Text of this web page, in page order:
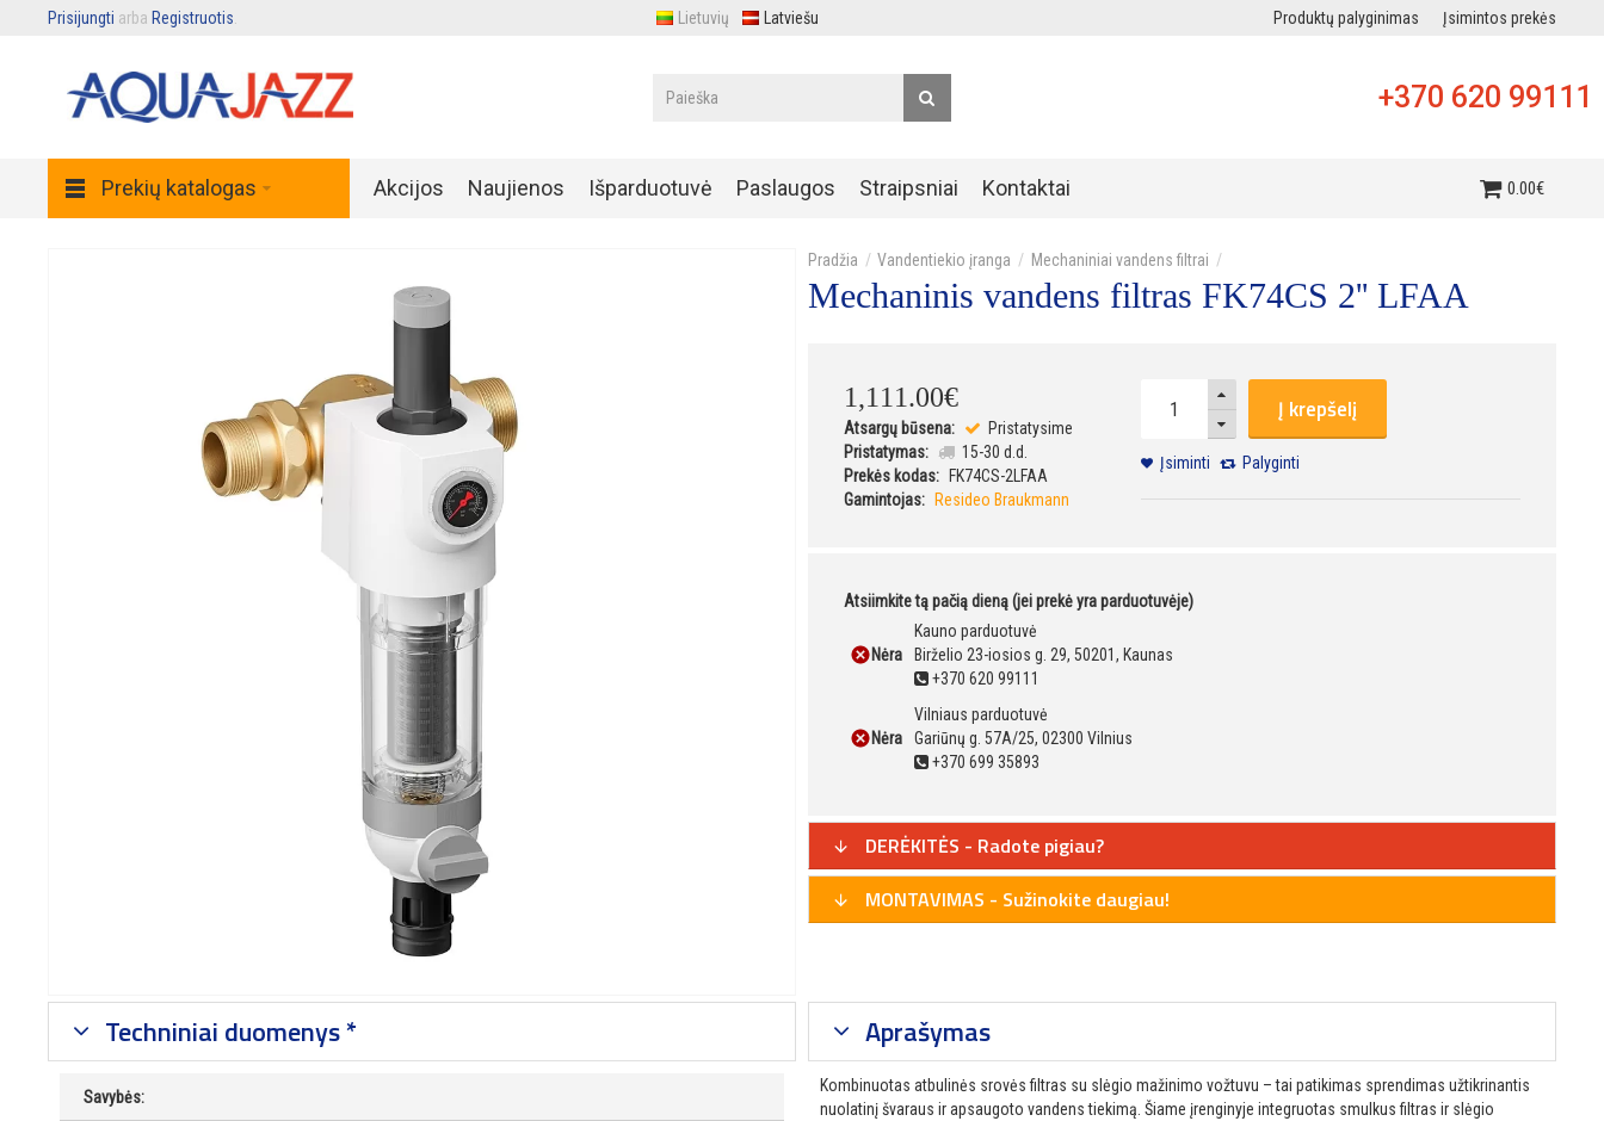
Prisijungti arba Registruotis Lietuvių Latviešu Produktų palyginimas Įsimintos prekės
+370 620 99111
Prekių katalogas Akcijos Naujienos Išparduotuvė Paslaugos Straipsniai Kontaktai 0.00€
Vandentiekio įranga Mechaniniai vandens filtrai
Mechaninis vandens filtras FK74CS 2'' LFAA
1,111.00€
Atsargų būsena:
Pristatysime
Pristatymas:
15-30 d.d.
Prekės kodas:
FK74CS-2LFAA
Gamintojas:
Resideo Braukmann
Į krepšelį
Įsiminti Palyginti
Atsiimkite tą pačią dieną (jei prekė yra parduotuvėje)
Nėra
Kauno parduotuvė
Birželio 23-iosios g. 29, 50201, Kaunas
+370 620 99111
Nėra
Vilniaus parduotuvė
Gariūnų g. 57A/25, 02300 Vilnius
+370 699 35893
DERĖKITĖS - Radote pigiau?
MONTAVIMAS - Sužinokite daugiau!
Techniniai duomenys *
Savybės:
Aprašymas
Kombinuotas atbulinės srovės filtras su slėgio mažinimo vožtuvu – tai patikimas sprendimas užtikrinantis
nuolatinį švaraus ir apsaugoto vandens tiekimą. Šiame įrenginyje integruotas smulkus filtras ir slėgio